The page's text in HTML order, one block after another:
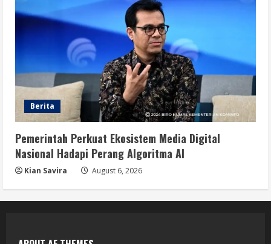
Berita
Pemerintah Perkuat Ekosistem Media Digital
Nasional Hadapi Perang Algoritma AI
Kian Savira August 6, 2026